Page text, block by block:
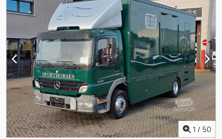
kompakt, tam donanımlı yaşam alanı ve açılır tavan. Hemen
Kullanılabilir Fiyat talep üzerine Sadece randevu ile ziyaret
mümkündür.
1 / 50